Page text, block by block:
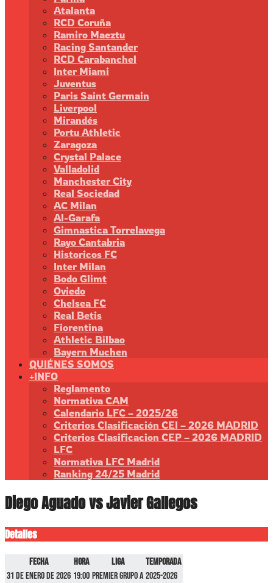
Atalanta
RCD Coruña
Ramiro Maeztu
Racing Santander
RCD Carabanchel
Inter Miami
Juventus
Paris Saint Germain
Liverpool
Mirandés
Portu Athletic
Zaragoza
Crystal Palace
Valladolid
Manchester City
Real Sociedad
AC Milan
Al-Garafa
Gimnastica Torrelavega
Rayo Cantabria
Historicos FC
Inter Milan
Bodo Glimt
Oviedo
Chelsea FC
Real Betis
Fiorentina
Athletic Bilbao
Bayern Muchen
QUIÉNES SOMOS
+INFO
Reglamento
Normativa CAM
Calendario LFC – 2025/26
Criterios Clasificación CEI – 2026 MADRID
Criterios Clasificacion CEP – 2026 MADRID
LFC
Normativa LFC Madrid
Ranking 24/25 Madrid
Diego Aguado vs Javier Gallegos
Detalles
Fecha Hora Liga
Temporada
31 de enero de 2026 19:00 Premier GRUPO A 2025-2026